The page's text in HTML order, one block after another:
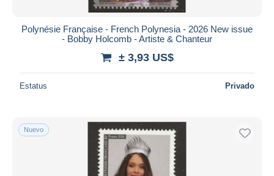
Polynésie Française - French Polynesia - 2026 New issue
- Bobby Holcomb - Artiste & Chanteur
± 3,93 US$
Estatus Privado
Nuevo